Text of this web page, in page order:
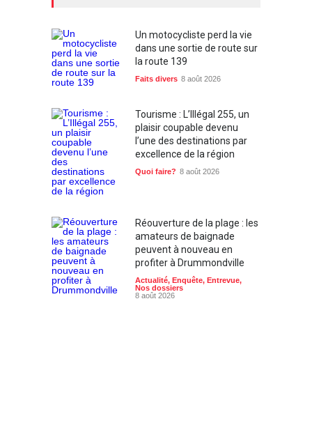
Un motocycliste perd la vie
dans une sortie de route sur
la route 139
Faits divers 8 août 2026
Tourisme : L’Illégal 255, un
plaisir coupable devenu
l’une des destinations par
excellence de la région
Quoi faire? 8 août 2026
Réouverture de la plage : les
amateurs de baignade
peuvent à nouveau en
profiter à Drummondville
Actualité, Enquête, Entrevue,
Nos dossiers
8 août 2026